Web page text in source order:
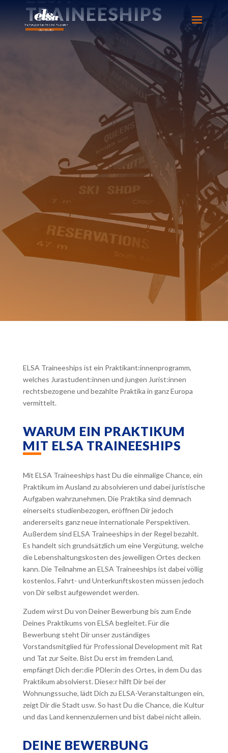
TRAINEESHIPS
ELSA Traineeships ist ein Praktikant:innenprogramm,
welches Jurastudent:innen und jungen Jurist:innen
rechtsbezogene und bezahlte Praktika in ganz Europa
vermittelt.
WARUM EIN PRAKTIKUM
MIT ELSA TRAINEESHIPS
Mit ELSA Traineeships hast Du die einmalige Chance, ein
Praktikum im Ausland zu absolvieren und dabei juristische
Aufgaben wahrzunehmen. Die Praktika sind demnach
einerseits studienbezogen, eröffnen Dir jedoch
andererseits ganz neue internationale Perspektiven.
Außerdem sind ELSA Traineeships in der Regel bezahlt.
Es handelt sich grundsätzlich um eine Vergütung, welche
die Lebenshaltungskosten des jeweiligen Ortes decken
kann. Die Teilnahme an ELSA Traineeships ist dabei völlig
kostenlos. Fahrt- und Unterkunftskosten müssen jedoch
von Dir selbst aufgewendet werden.
Zudem wirst Du von Deiner Bewerbung bis zum Ende
Deines Praktikums von ELSA begleitet. Für die
Bewerbung steht Dir unser zuständiges
Vorstandsmitglied für Professional Development mit Rat
und Tat zur Seite. Bist Du erst im fremden Land,
empfängt Dich der:die PDler:in des Ortes, in dem Du das
Praktikum absolvierst. Diese:r hilft Dir bei der
Wohnungssuche, lädt Dich zu ELSA-Veranstaltungen ein,
zeigt Dir die Stadt usw. So hast Du die Chance, die Kultur
und das Land kennenzulernen und bist dabei nicht allein.
DEINE BEWERBUNG